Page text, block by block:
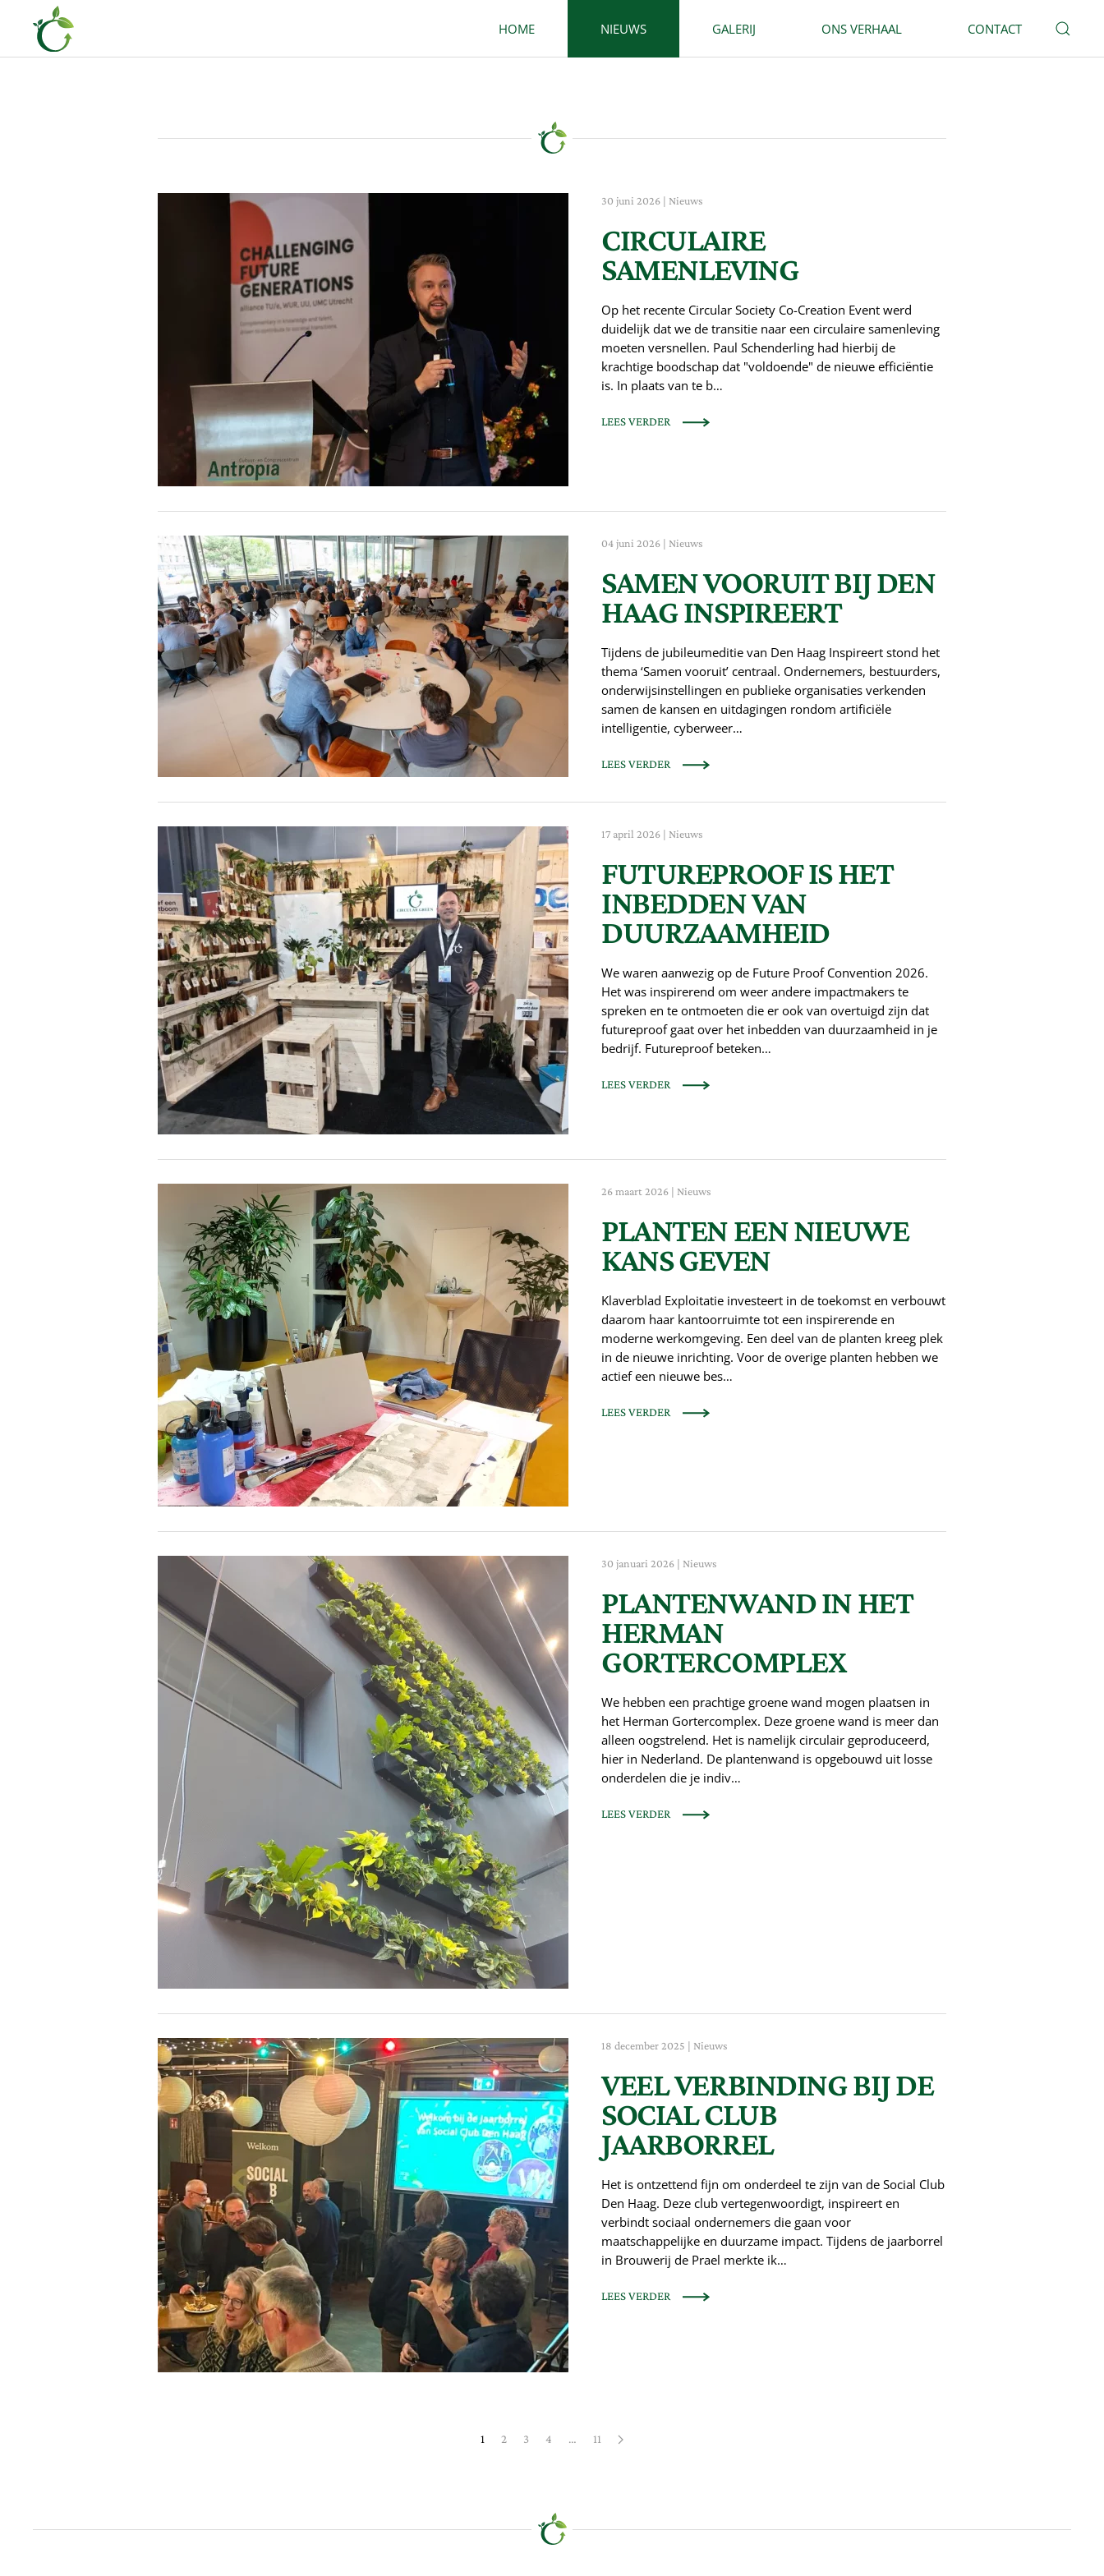
Terug naar hoofdinhoud
HOME NIEUWS GALERIJ ONS VERHAAL CONTACT
30 juni 2026 | Nieuws
CIRCULAIRE
SAMENLEVING
Op het recente Circular Society Co-Creation Event werd
duidelijk dat we de transitie naar een circulaire samenleving
moeten versnellen. Paul Schenderling had hierbij de
krachtige boodschap dat "voldoende" de nieuwe efficiëntie
is. In plaats van te b…
LEES VERDER
04 juni 2026 | Nieuws
SAMEN VOORUIT BIJ DEN
HAAG INSPIREERT
Tijdens de jubileumeditie van Den Haag Inspireert stond het
thema ‘Samen vooruit’ centraal. Ondernemers, bestuurders,
onderwijsinstellingen en publieke organisaties verkenden
samen de kansen en uitdagingen rondom artificiële
intelligentie, cyberweer…
LEES VERDER
17 april 2026 | Nieuws
FUTUREPROOF IS HET
INBEDDEN VAN
DUURZAAMHEID
We waren aanwezig op de Future Proof Convention 2026.
Het was inspirerend om weer andere impactmakers te
spreken en te ontmoeten die er ook van overtuigd zijn dat
futureproof gaat over het inbedden van duurzaamheid in je
bedrijf. Futureproof beteken…
LEES VERDER
26 maart 2026 | Nieuws
PLANTEN EEN NIEUWE
KANS GEVEN
Klaverblad Exploitatie investeert in de toekomst en verbouwt
daarom haar kantoorruimte tot een inspirerende en
moderne werkomgeving. Een deel van de planten kreeg plek
in de nieuwe inrichting. Voor de overige planten hebben we
actief een nieuwe bes…
LEES VERDER
30 januari 2026 | Nieuws
PLANTENWAND IN HET
HERMAN
GORTERCOMPLEX
We hebben een prachtige groene wand mogen plaatsen in
het Herman Gortercomplex. Deze groene wand is meer dan
alleen oogstrelend. Het is namelijk circulair geproduceerd,
hier in Nederland. De plantenwand is opgebouwd uit losse
onderdelen die je indiv…
LEES VERDER
18 december 2025 | Nieuws
VEEL VERBINDING BIJ DE
SOCIAL CLUB
JAARBORREL
Het is ontzettend fijn om onderdeel te zijn van de Social Club
Den Haag. Deze club vertegenwoordigt, inspireert en
verbindt sociaal ondernemers die gaan voor
maatschappelijke en duurzame impact. Tijdens de jaarborrel
in Brouwerij de Prael merkte ik…
LEES VERDER
1 2 3 4 … 11